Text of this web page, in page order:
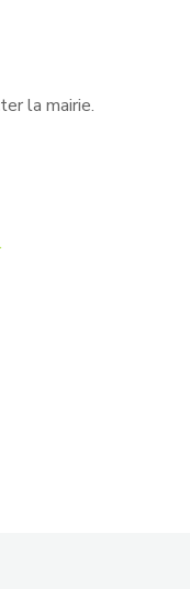
la mairie.